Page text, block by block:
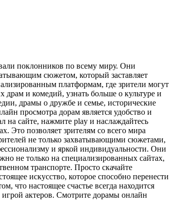
поклонников по всему миру. Они
сюжетом, который заставляет
платформам, где зрители могут
и комедий, узнать больше о культуре и
драмы о дружбе и семье, исторические
просмотра дорам является удобство и
на сайте, нажмите play и наслаждайтесь
Это позволяет зрителям со всего мира
не только захватывающими сюжетами,
и яркой индивидуальности. Они
не только на специализированных сайтах,
транспорте. Просто скачайте
искусство, которое способно перенести
что настоящее счастье всегда находится
актеров. Смотрите дорамы онлайн